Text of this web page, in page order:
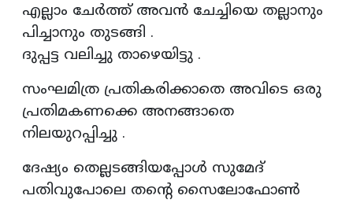
എല്ലാം ചേർത്ത് അവൻ ചേച്ചിയെ തല്ലാനും
പിച്ചാനും തുടങ്ങി .
ദുപ്പട്ട വലിച്ചു താഴെയിട്ടു .
സംഘമിത്ര പ്രതികരിക്കാതെ അവിടെ ഒരു
പ്രതിമകണക്കെ അനങ്ങാതെ
നിലയുറപ്പിച്ചു .
ദേഷ്യം തെല്ലടങ്ങിയപ്പോൾ സുമേദ്
പതിവുപോലെ തന്റെ സൈലോഫോൺ